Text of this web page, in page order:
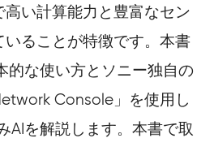
い計算能力と豊富なセン
いることが特徴です。本書
的な使い方とソニー独自の
Console」を使用し
AIを解説します。本書で取